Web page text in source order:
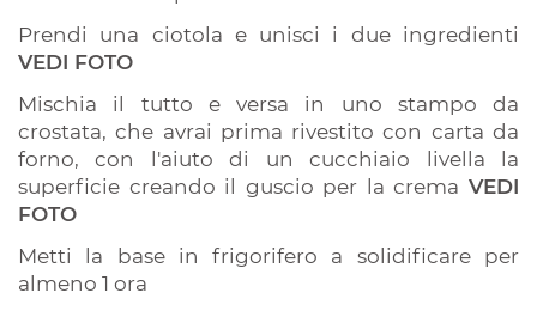
Prendi una ciotola e unisci i due ingredienti
VEDI FOTO
Mischia il tutto e versa in uno stampo da
crostata, che avrai prima rivestito con carta da
forno, con l'aiuto di un cucchiaio livella la
superficie creando il guscio per la crema VEDI
FOTO
Metti la base in frigorifero a solidificare per
almeno 1 ora